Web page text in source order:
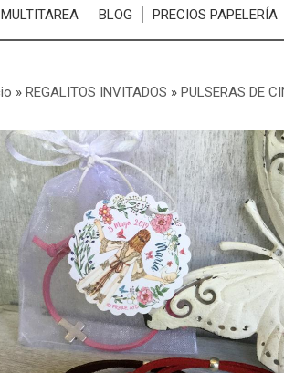
BLOG PRECIOS PAPELERÍA
» REGALITOS INVITADOS » PULSERAS DE